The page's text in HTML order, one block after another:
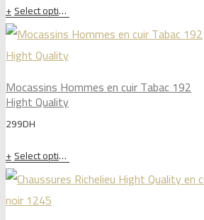
Select options
Mocassins Hommes en cuir Tabac 192
Hight Quality
299DH
Select options